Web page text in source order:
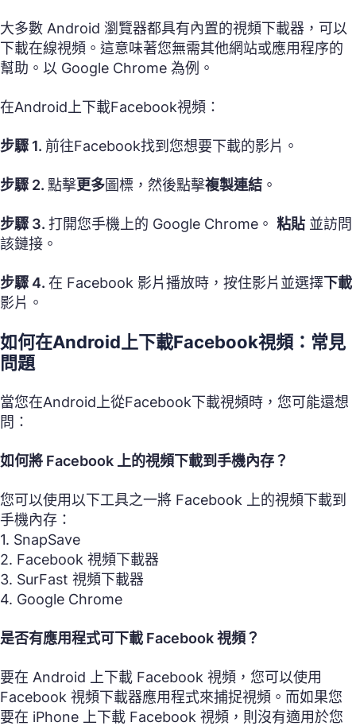
大多數 Android 瀏覽器都具有內置的視頻下載器，可以
下載在線視頻。這意味著您無需其他網站或應用程序的
幫助。以 Google Chrome 為例。
在Android上下載Facebook視頻：
步驟 1. 前往Facebook找到您想要下載的影片。
步驟 2. 點擊更多圖標，然後點擊複製連結 。
步驟 3. 打開您手機上的 Google Chrome。 粘貼 並訪問
該鏈接。
步驟 4. 在 Facebook 影片播放時，按住影片並選擇下載
影片。
如何在Android上下載Facebook視頻：常見
問題
當您在Android上從Facebook下載視頻時，您可能還想
問：
如何將 Facebook 上的視頻下載到手機內存？
您可以使用以下工具之一將 Facebook 上的視頻下載到
手機內存：
1. SnapSave
2. Facebook 視頻下載器
3. SurFast 視頻下載器
4. Google Chrome
是否有應用程式可下載 Facebook 視頻？
要在 Android 上下載 Facebook 視頻，您可以使用
Facebook 視頻下載器應用程式來捕捉視頻。而如果您
要在 iPhone 上下載 Facebook 視頻，則沒有適用於您